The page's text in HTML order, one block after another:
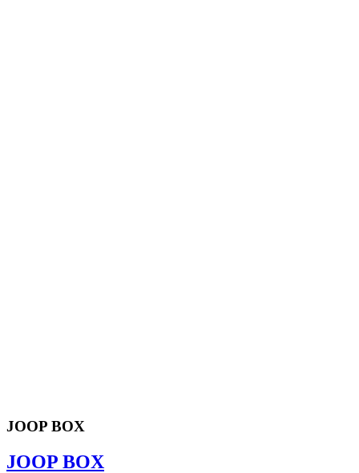
JOOP BOX
JOOP BOX